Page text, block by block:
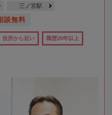
三ノ宮駅
談無料
役所から近い 職歴20年以上